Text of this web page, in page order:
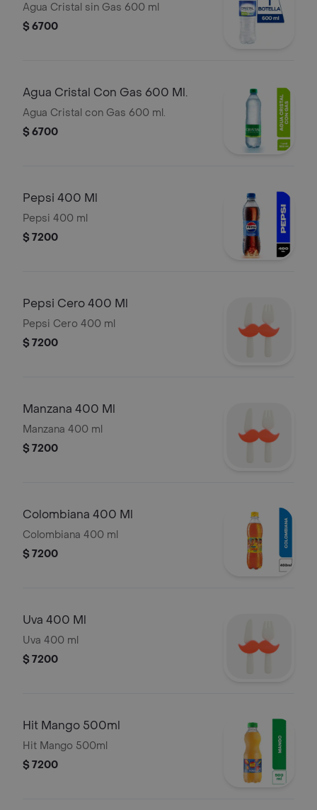
Agua Cristal sin Gas 600 ml
$ 6700
Agua Cristal Con Gas 600 Ml.
Agua Cristal con Gas 600 ml.
$ 6700
Pepsi 400 Ml
Pepsi 400 ml
$ 7200
Pepsi Cero 400 Ml
Pepsi Cero 400 ml
$ 7200
Manzana 400 Ml
Manzana 400 ml
$ 7200
Colombiana 400 Ml
Colombiana 400 ml
$ 7200
Uva 400 Ml
Uva 400 ml
$ 7200
Hit Mango 500ml
Hit Mango 500ml
$ 7200